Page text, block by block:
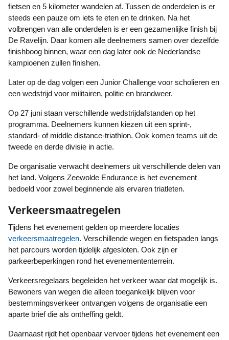
fietsen en 5 kilometer wandelen af. Tussen de onderdelen is er
steeds een pauze om iets te eten en te drinken. Na het
volbrengen van alle onderdelen is er een gezamenlijke finish bij
De Ravelijn. Daar komen alle deelnemers samen over dezelfde
finishboog binnen, waar een dag later ook de Nederlandse
kampioenen zullen finishen.
Later op de dag volgen een Junior Challenge voor scholieren en
een wedstrijd voor militairen, politie en brandweer.
Op 27 juni staan verschillende wedstrijdafstanden op het
programma. Deelnemers kunnen kiezen uit een sprint-,
standard- of middle distance-triathlon. Ook komen teams uit de
tweede en derde divisie in actie.
De organisatie verwacht deelnemers uit verschillende delen van
het land. Volgens Zeewolde Endurance is het evenement
bedoeld voor zowel beginnende als ervaren triatleten.
Verkeersmaatregelen
Tijdens het evenement gelden op meerdere locaties
verkeersmaatregelen. Verschillende wegen en fietspaden langs
het parcours worden tijdelijk afgesloten. Ook zijn er
parkeerbeperkingen rond het evenemententerrein.
Verkeersregelaars begeleiden het verkeer waar dat mogelijk is.
Bewoners van wegen die alleen toegankelijk blijven voor
bestemmingsverkeer ontvangen volgens de organisatie een
aparte brief die als ontheffing geldt.
Daarnaast rijdt het openbaar vervoer tijdens het evenement een